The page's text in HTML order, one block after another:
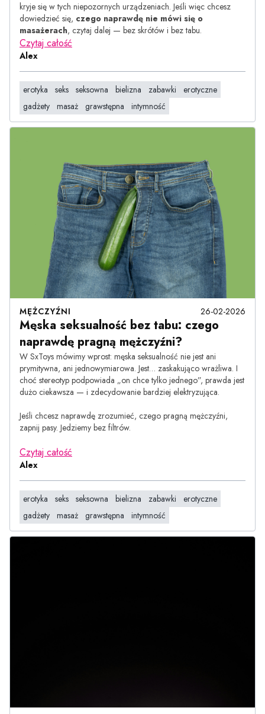
kryje się w tych niepozornych urządzeniach. Jeśli więc chcesz
dowiedzieć się, czego naprawdę nie mówi się o
masażerach, czytaj dalej — bez skrótów i bez tabu.
Czytaj całość
Alex
erotyka seks seksowna bielizna zabawki
erotyczne
gadżety masaż grawstępna intymność
MĘŻCZYŹNI 26-02-2026
Męska seksualność bez tabu: czego
naprawdę pragną mężczyźni?
W SxToys mówimy wprost: męska seksualność nie jest ani
prymitywna, ani jednowymiarowa. Jest… zaskakująco wrażliwa. I
choć stereotyp podpowiada „on chce tylko jednego”, prawda jest
dużo ciekawsza — i zdecydowanie bardziej elektryzująca.
Jeśli chcesz naprawdę zrozumieć, czego pragną mężczyźni,
zapnij pasy. Jedziemy bez filtrów.
Czytaj całość
Alex
erotyka seks seksowna bielizna zabawki
erotyczne
gadżety masaż grawstępna intymność